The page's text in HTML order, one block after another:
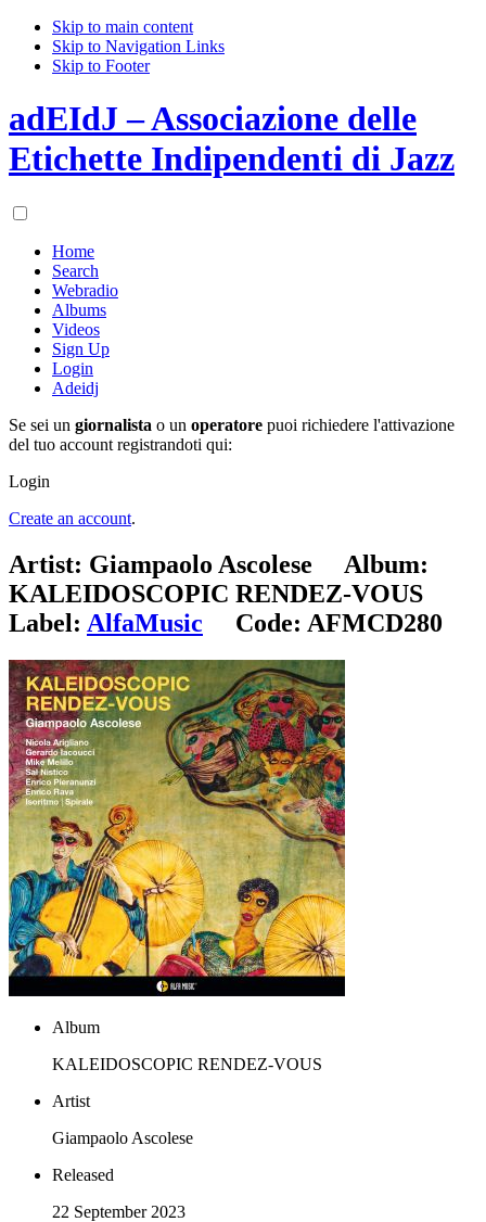
Skip to main content
Skip to Navigation Links
Skip to Footer
adEIdJ – Associazione delle
Etichette Indipendenti di Jazz
Home
Search
Webradio
Albums
Videos
Sign Up
Login
Adeidj
Se sei un giornalista o un operatore puoi richiedere l'attivazione
del tuo account registrandoti qui:
Login
Create an account.
Artist: Giampaolo Ascolese Album:
KALEIDOSCOPIC RENDEZ-VOUS
Label: AlfaMusic Code: AFMCD280
Album
KALEIDOSCOPIC RENDEZ-VOUS
Artist
Giampaolo Ascolese
Released
22 September 2023